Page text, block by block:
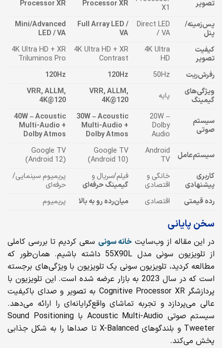
تصویر
X1
Processor XR
Processor XR
پس‌زمینه/
پنل
Direct LED
/ VA
Full Array LED /
VA
Mini/Advanced
LED / VA
کیفیت
تصویر
4K Ultra
HD
4K Ultra HD + XR
Contrast
4K Ultra HD + XR
Triluminos Pro
رفرش‌ریت
50Hz
120Hz
120Hz
ویژگی‌های
گیمینگ
پایه
VRR, ALLM,
4K@120
VRR, ALLM,
4K@120
سیستم
صوتی
20W –
Dolby
Audio
30W – Acoustic
Multi-Audio +
Dolby Atmos
40W – Acoustic
Multi-Audio +
Dolby Atmos
سیستم‌عامل
Android
TV
Google TV
(Android 10)
Google TV
(Android 12)
کاربری
پیشنهادی
خانگی و
اقتصادی
فیلم/سریال و
گیمینگ حرفه‌ای
پریمیوم سینمایی/
حرفه‌ای
رده قیمتی
اقتصادی میان‌رده رو به بالا پریمیوم
سخن پایانی
در این مقاله از وب‌سایت خانه سونی سعی کردیم تا بررسی کاملی
از تلویزیون سونی مدل 55X90L داشته باشیم. همان‌طور که
مطالعه کردید، تلویزیون سونی یک تلویزیون با ویژگی‌های برجسته
است که در سال 2023 به بازار عرضه شده است. این تلویزیون با
پردازشگر Cognitive Processor XR به تصویر و صدای باکیفیت
عالی می‌پردازد و تجربه تماشای واقع‌گرایانه‌ای را ارائه می‌دهد.
سیستم صوتی Acoustic Multi-Audio با Sound Positioning
Tweeter و بلندگوهای X-Balanced تا صداها را به شکل جذابی
پخش می‌کند.